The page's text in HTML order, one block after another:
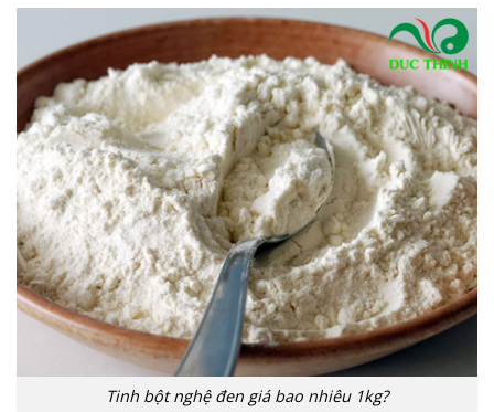
Tinh bột nghệ đen giá bao nhiêu 1kg?